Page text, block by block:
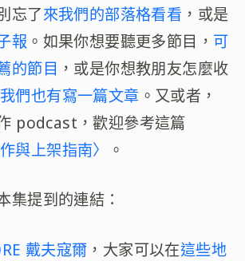
忘了來我們的部落格看看 ，或是
報 。如果你想要聽更多節目， 可
的節目 ，或是你想教朋友怎麼收
我們也有寫一篇文章 。又或者，
podcast，歡迎參考這篇
與上架指南〉
。
集提到的連結：
戴夫寇爾 ，大家可以在這些地